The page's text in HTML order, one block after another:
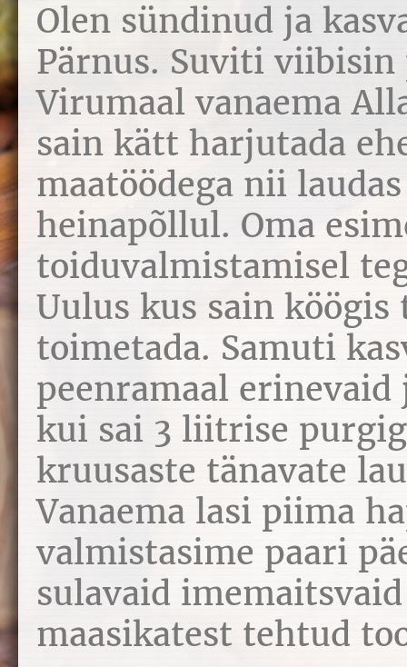
Olen sündinud ja
Pärnus. Suviti
Virumaal vanaema
sain kätt harjutada
maatöödega nii
heinapõllul. Oma
toiduvalmistamisel
Uulus kus sain
toimetada. Samuti
peenramaal
kui sai 3 liitrise
kruusaste tänavate
Vanaema lasi piima
valmistasime paari
sulavaid
maasikatest tehtud